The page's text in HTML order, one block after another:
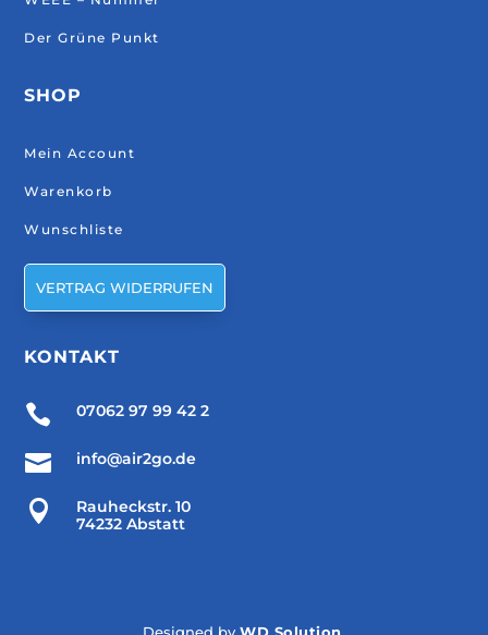
Der Grüne Punkt
SHOP
Mein Account
Warenkorb
Wunschliste
VERTRAG WIDERRUFEN
KONTAKT
 07062 97 99 42 2
 info@air2go.de

Rauheckstr. 10
74232 Abstatt